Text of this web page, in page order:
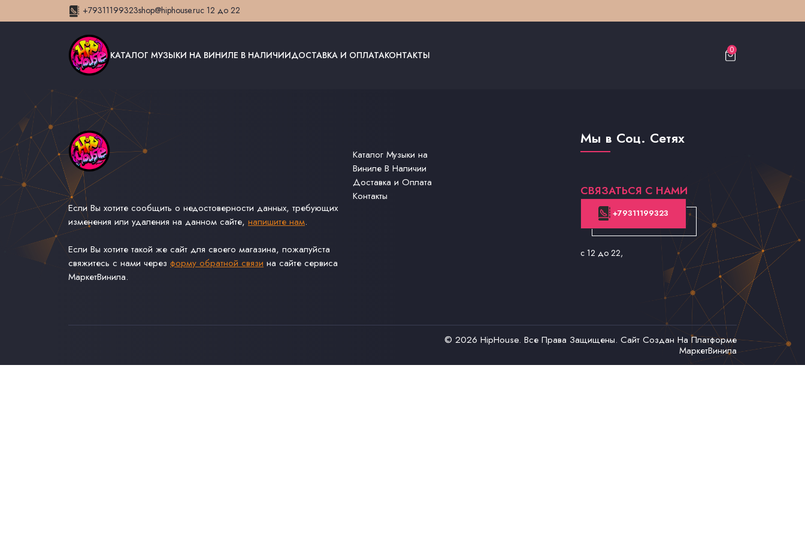
+79311199323shop@hiphouse.ruс 12 до 22
КАТАЛОГ МУЗЫКИ НА ВИНИЛЕ В НАЛИЧИИДОСТАВКА И ОПЛАТАКОНТАКТЫ 0
Если Вы хотите сообщить о недостоверности данных, требующих
изменения или удаления на данном сайте, напишите нам.
Если Вы хотите такой же сайт для своего магазина, пожалуйста
свяжитесь с нами через форму обратной связи на сайте сервиса
МаркетВинила.
Каталог Музыки на
Виниле В Наличии
Доставка и Оплата
Контакты
Мы в Соц. Сетях
СВЯЗАТЬСЯ С НАМИ
+79311199323
с 12 до 22,
© 2026 HipHouse. Все Права Защищены. Сайт Создан На Платформе
МаркетВинила